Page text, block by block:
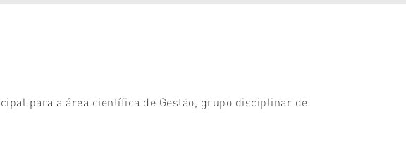
para a área científica de Gestão, grupo disciplinar de